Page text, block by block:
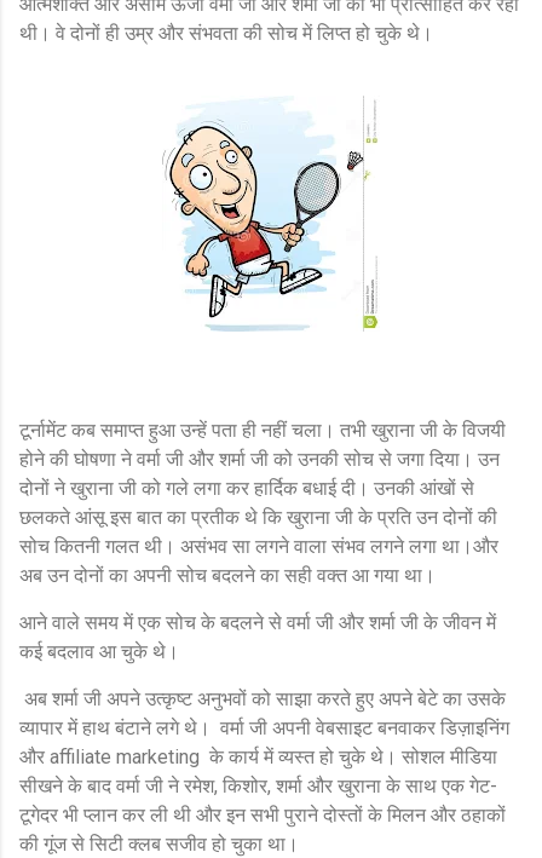
थी। वे दोनों ही उम्र और संभवता की सोच में लिप्त हो चुके थे।
टूर्नामेंट कब समाप्त हुआ उन्हें पता ही नहीं चला। तभी खुराना जी के विजयी
होने की घोषणा ने वर्मा जी और शर्मा जी को उनकी सोच से जगा दिया। उन
दोनों ने खुराना जी को गले लगा कर हार्दिक बधाई दी। उनकी आंखों से
छलकते आंसू इस बात का प्रतीक थे कि खुराना जी के प्रति उन दोनों की
सोच कितनी गलत थी। असंभव सा लगने वाला संभव लगने लगा था।और
अब उन दोनों का अपनी सोच बदलने का सही वक्त आ गया था।
आने वाले समय में एक सोच के बदलने से वर्मा जी और शर्मा जी के जीवन में
कई बदलाव आ चुके थे।
अब शर्मा जी अपने उत्कृष्ट अनुभवों को साझा करते हुए अपने बेटे का उसके
व्यापार में हाथ बंटाने लगे थे। वर्मा जी अपनी वेबसाइट बनवाकर डिज़ाइनिंग
और affiliate marketing के कार्य में व्यस्त हो चुके थे। सोशल मीडिया
सीखने के बाद वर्मा जी ने रमेश, किशोर, शर्मा और खुराना के साथ एक गेट-
टूगेदर भी प्लान कर ली थी और इन सभी पुराने दोस्तों के मिलन और ठहाकों
की गूंज से सिटी क्लब सजीव हो चुका था।